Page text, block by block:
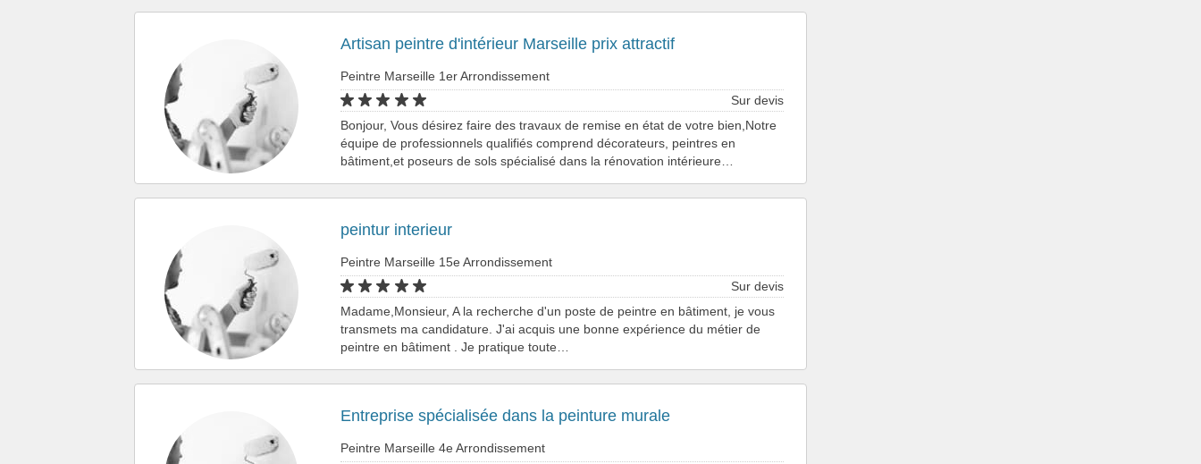
Artisan peintre d'intérieur Marseille prix attractif
Peintre Marseille 1er Arrondissement
Sur devis
Bonjour, Vous désirez faire des travaux de remise en état de votre bien,Notre
équipe de professionnels qualifiés comprend décorateurs, peintres en
bâtiment,et poseurs de sols spécialisé dans la rénovation intérieure…
peintur interieur
Peintre Marseille 15e Arrondissement
Sur devis
Madame,Monsieur, A la recherche d'un poste de peintre en bâtiment, je vous
transmets ma candidature. J'ai acquis une bonne expérience du métier de
peintre en bâtiment . Je pratique toute…
Entreprise spécialisée dans la peinture murale
Peintre Marseille 4e Arrondissement